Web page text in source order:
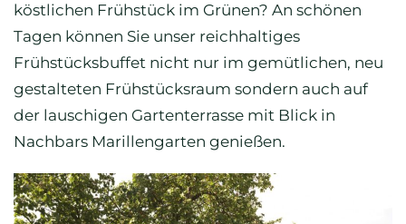
köstlichen Frühstück im Grünen? An schönen
Tagen können Sie unser reichhaltiges
Frühstücksbuffet nicht nur im gemütlichen, neu
gestalteten Frühstücksraum sondern auch auf
der lauschigen Gartenterrasse mit Blick in
Nachbars Marillengarten genießen.